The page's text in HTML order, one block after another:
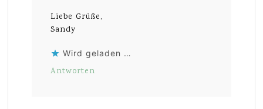
Liebe Grüße,
Sandy
Wird geladen …
Antworten